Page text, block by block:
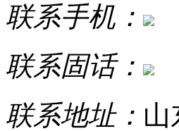
联系手机：
联系固话：
联系地址： 山